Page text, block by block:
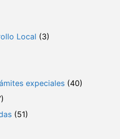
Local (3)
expeciales (40)
(51)